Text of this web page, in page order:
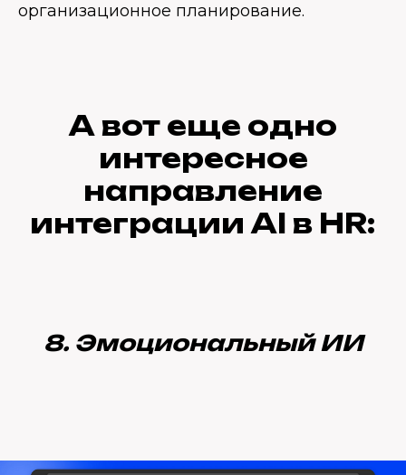
организационное планирование.
А вот еще одно
интересное
направление
интеграции AI в HR:
8. Эмоциональный ИИ